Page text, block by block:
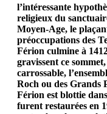
l’intéressante
religieux du
Moyen-Age, le
préoccupations des
Férion culmine à
gravissent ce
carrossable,
Roch ou des Grands
Férion est blottie
furent restaurées en